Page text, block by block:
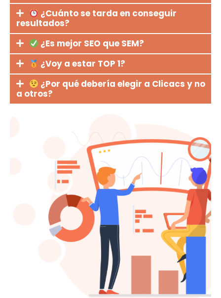
¿Cuánto se tarda en conseguir
resultados?
¿Es mejor SEO que SEM?
¿Voy a estar TOP 1?
¿Por qué debería elegir a Clicacs y no
a otros?